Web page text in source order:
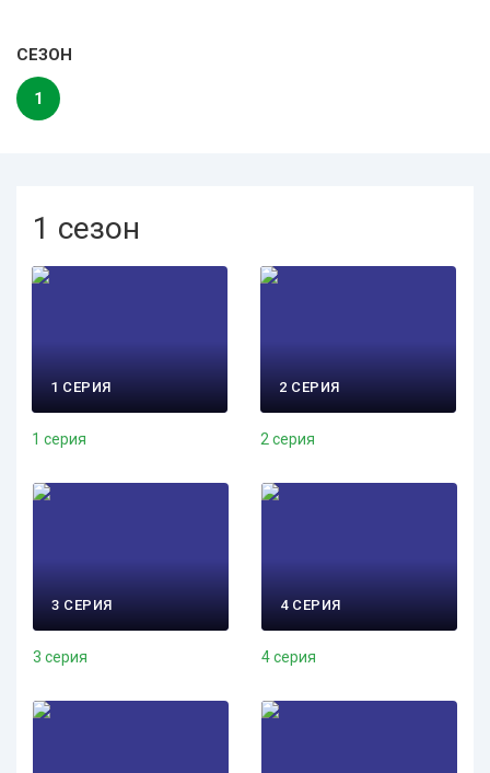
СЕЗОН
1
1 сезон
1 СЕРИЯ
1 серия
2 СЕРИЯ
2 серия
3 СЕРИЯ
3 серия
4 СЕРИЯ
4 серия